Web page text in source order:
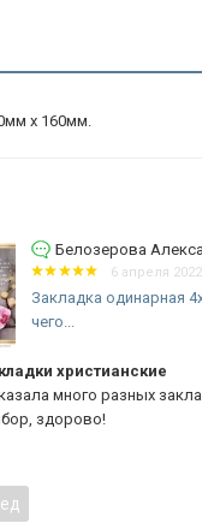
х 160мм.
Получить то,
с местами Писания.